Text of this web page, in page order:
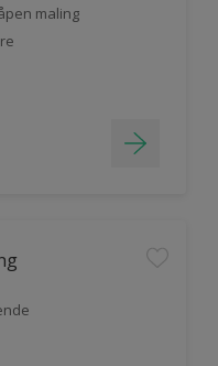
maling